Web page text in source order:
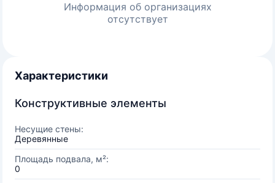
Информация об организациях
отсутствует
Характеристики
Конструктивные элементы
Несущие стены:
Деревянные
Площадь подвала, м²:
0